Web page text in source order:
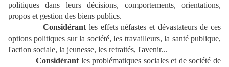
politiques dans leurs décisions, comportements, orientations,
propos et gestion des biens publics.
Considérant les effets néfastes et dévastateurs de ces
options politiques sur la société, les travailleurs, la santé publique,
l'action sociale, la jeunesse, les retraités, l'avenir...
Considérant les problématiques sociales et de société de